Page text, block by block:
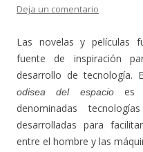
Deja un comentario
Las novelas y películas
fuente de inspiración
desarrollo de tecnología.
odisea del espacioes
denominadas
desarrolladas para
entre el hombre y las